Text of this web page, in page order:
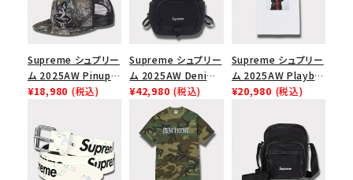
Supreme シュプリー
ム 2025AW Pinup
Mesh Back 5-Panel
ュバック 5パネルキャ
ップ トゥルーティン
バーHTC フォールカ
¥18,980 (税込)
Supreme シュプリー
ム 2025AW Denim
Backpack デニム バ
ックパック ブラック
¥42,980 (税込)
Supreme シュプリー
ム 2025AW Playboi
Carti Tee プレイボ
¥20,980 (税込)